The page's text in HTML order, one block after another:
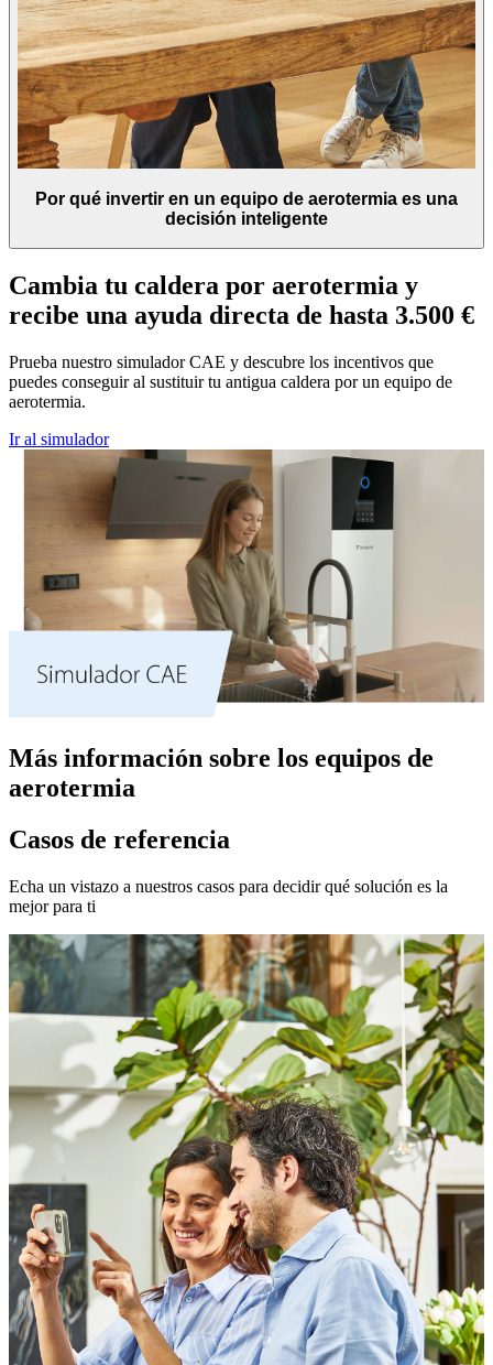
Por qué invertir en un equipo de aerotermia es una
decisión inteligente
Cambia tu caldera por aerotermia y
recibe una ayuda directa de hasta 3.500 €
Prueba nuestro simulador CAE y descubre los incentivos que
puedes conseguir al sustituir tu antigua caldera por un equipo de
aerotermia.
Ir al simulador
Más información sobre los equipos de
aerotermia
Casos de referencia
Echa un vistazo a nuestros casos para decidir qué solución es la
mejor para ti